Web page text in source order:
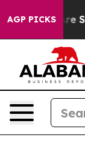
AGP PICKS
Are